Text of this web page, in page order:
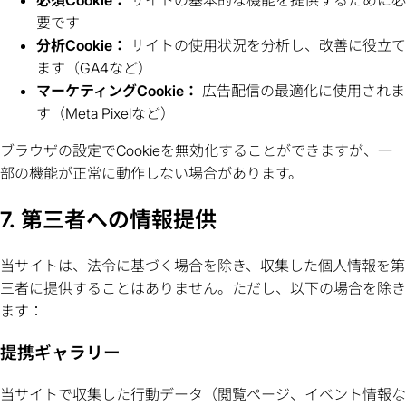
要です
分析Cookie： サイトの使用状況を分析し、改善に役立て
ます（GA4など）
マーケティングCookie： 広告配信の最適化に使用されま
す（Meta Pixelなど）
ブラウザの設定でCookieを無効化することができますが、一
部の機能が正常に動作しない場合があります。
7. 第三者への情報提供
当サイトは、法令に基づく場合を除き、収集した個人情報を第
三者に提供することはありません。ただし、以下の場合を除き
ます：
提携ギャラリー
当サイトで収集した行動データ（閲覧ページ、イベント情報な